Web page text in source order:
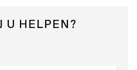
U HELPEN?